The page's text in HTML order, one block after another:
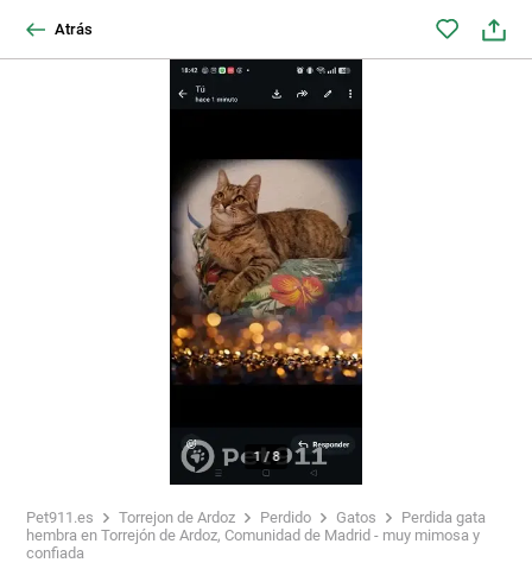
Atrás
1/8
Pet911.es Torrejon de Ardoz Perdido Gatos
Perdida gata
hembra en Torrejón de Ardoz, Comunidad de Madrid - muy mimosa y
confiada